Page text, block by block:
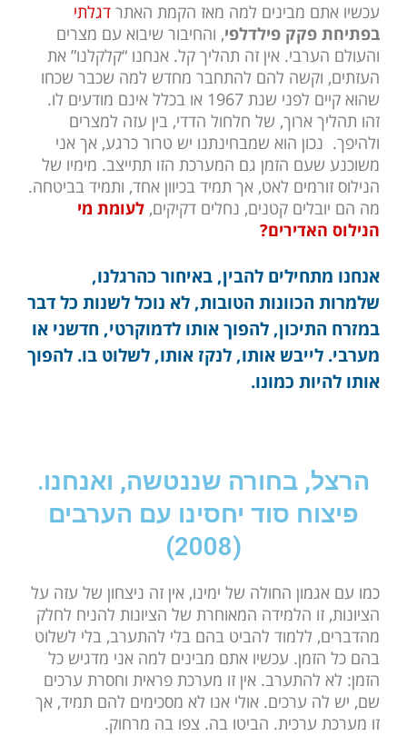
עכשיו אתם מבינים למה מאז הקמת האתר דגלתי
בפתיחת פקק פילדלפי, והחיבור שיבוא עם מצרים
והעולם הערבי. אין זה תהליך קל. אנחנו “קלקלנו” את
העזתים, וקשה להם להתחבר מחדש למה שכבר שכחו
שהוא קיים לפני שנת 1967 או בכלל אינם מודעים לו.
זהו תהליך ארוך, של חלחול הדדי, בין עזה למצרים
ולהיפך. נכון הוא שמבחינתנו יש טרור כרגע, אך אני
משוכנע שעם הזמן גם המערכת הזו תתייצב. מימיו של
הנילוס זורמים לאט, אך תמיד בכיוון אחד, ותמיד בביטחה.
מה הם יובלים קטנים, נחלים דקיקים, לעומת מי
הנילוס האדירים?
אנחנו מתחילים להבין, באיחור כהרגלנו,
שלמרות הכוונות הטובות, לא נוכל לשנות כל דבר
במזרח התיכון, להפוך אותו לדמוקרטי, חדשני או
מערבי. לייבש אותו, לנקז אותו, לשלוט בו. להפוך
אותו להיות כמונו.
הרצל, בחורה שננטשה, ואנחנו.
פיצוח סוד יחסינו עם הערבים
(2008)
כמו עם אגמון החולה של ימינו, אין זה ניצחון של עזה על
הציונות, זו הלמידה המאוחרת של הציונות להניח לחלק
מהדברים, ללמוד להביט בהם בלי להתערב, בלי לשלוט
בהם כל הזמן. עכשיו אתם מבינים למה אני מדגיש כל
הזמן: לא להתערב. אין זו מערכת פראית וחסרת ערכים
שם, יש לה ערכים. אולי אנו לא מסכימים להם תמיד, אך
זו מערכת ערכית. הביטו בה. צפו בה מרחוק.